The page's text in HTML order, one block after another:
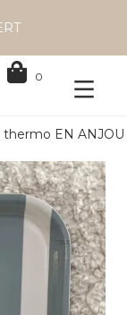
0
EN ANJOU